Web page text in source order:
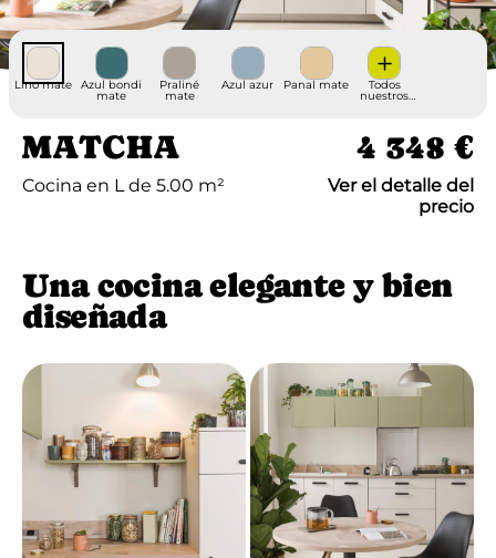
Lino mate Azul bondi
mate
Praliné
mate
Azul azur Panal mate Todos
nuestros
MATCHA 4 348 €
Cocina en L de 5.00 m²
Ver el detalle del
precio
Una cocina elegante y bien
diseñada